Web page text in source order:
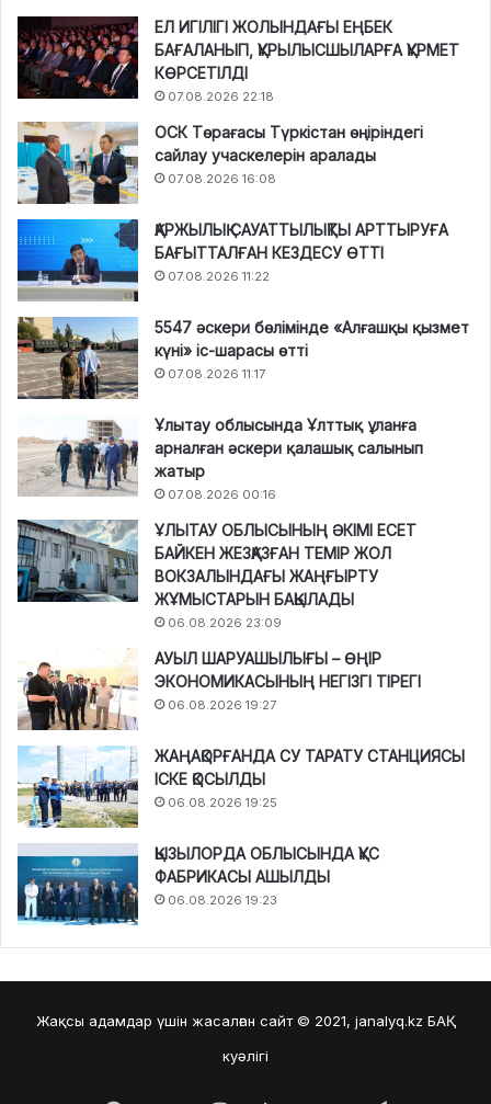
ЕЛ ИГІЛІГІ ЖОЛЫНДАҒЫ ЕҢБЕК
БАҒАЛАНЫП, ҚҰРЫЛЫСШЫЛАРҒА ҚҰРМЕТ
КӨРСЕТІЛДІ
07.08.2026 22:18
ОСК Төрағасы Түркістан өңіріндегі
сайлау учаскелерін аралады
07.08.2026 16:08
ҚАРЖЫЛЫҚ САУАТТЫЛЫҚТЫ АРТТЫРУҒА
БАҒЫТТАЛҒАН КЕЗДЕСУ ӨТТІ
07.08.2026 11:22
5547 әскери бөлімінде «Алғашқы қызмет
күні» іс-шарасы өтті
07.08.2026 11:17
Ұлытау облысында Ұлттық ұланға
арналған әскери қалашық салынып
жатыр
07.08.2026 00:16
ҰЛЫТАУ ОБЛЫСЫНЫҢ ӘКІМІ ЕСЕТ
БАЙКЕН ЖЕЗҚАЗҒАН ТЕМІР ЖОЛ
ВОКЗАЛЫНДАҒЫ ЖАҢҒЫРТУ
ЖҰМЫСТАРЫН БАҚЫЛАДЫ
06.08.2026 23:09
АУЫЛ ШАРУАШЫЛЫҒЫ – ӨҢІР
ЭКОНОМИКАСЫНЫҢ НЕГІЗГІ ТІРЕГІ
06.08.2026 19:27
ЖАҢАҚОРҒАНДА СУ ТАРАТУ СТАНЦИЯСЫ
ІСКЕ ҚОСЫЛДЫ
06.08.2026 19:25
ҚЫЗЫЛОРДА ОБЛЫСЫНДА ҚҰС
ФАБРИКАСЫ АШЫЛДЫ
06.08.2026 19:23
Жақсы адамдар үшін жасалған сайт © 2021, janalyq.kz БАҚ
куәлігі